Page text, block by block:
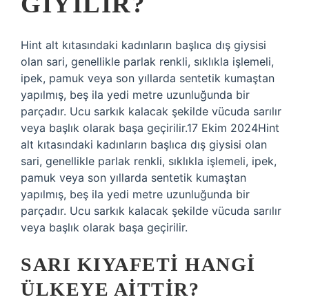
Hint alt kıtasındaki kadınların başlıca dış giysisi
olan sari, genellikle parlak renkli, sıklıkla işlemeli,
ipek, pamuk veya son yıllarda sentetik kumaştan
yapılmış, beş ila yedi metre uzunluğunda bir
parçadır. Ucu sarkık kalacak şekilde vücuda sarılır
veya başlık olarak başa geçirilir.17 Ekim 2024Hint
alt kıtasındaki kadınların başlıca dış giysisi olan
sari, genellikle parlak renkli, sıklıkla işlemeli, ipek,
pamuk veya son yıllarda sentetik kumaştan
yapılmış, beş ila yedi metre uzunluğunda bir
parçadır. Ucu sarkık kalacak şekilde vücuda sarılır
veya başlık olarak başa geçirilir.
SARI KIYAFETI HANGI
ÜLKEYE AITTIR?